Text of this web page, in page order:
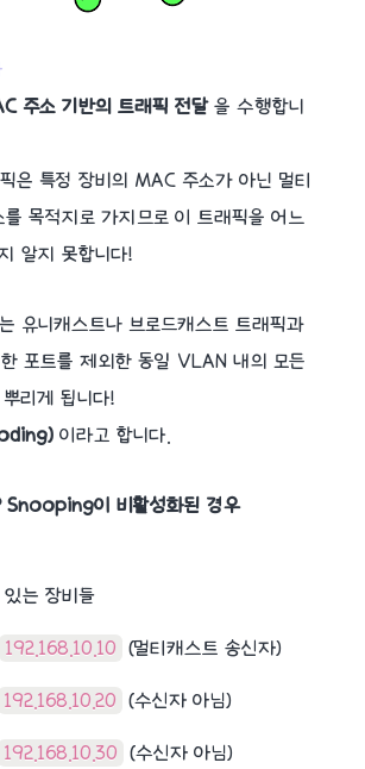
주소 기반의 트래픽 전달을 수행합니
은 특정 장비의 MAC 주소가 아닌 멀티
목적지로 가지므로 이 트래픽을 어느
알지 못합니다!
유니캐스트나 브로드캐스트 트래픽과
포트를 제외한 동일 VLAN 내의 모든
리게 됩니다!
이라고 합니다.
이 비활성화된 경우
는 장비들
192.168.10.10 (멀티캐스트 송신자)
192.168.10.20 (수신자 아님)
192.168.10.30 (수신자 아님)